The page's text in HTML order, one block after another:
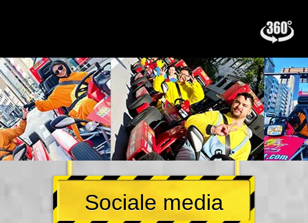
Sociale media